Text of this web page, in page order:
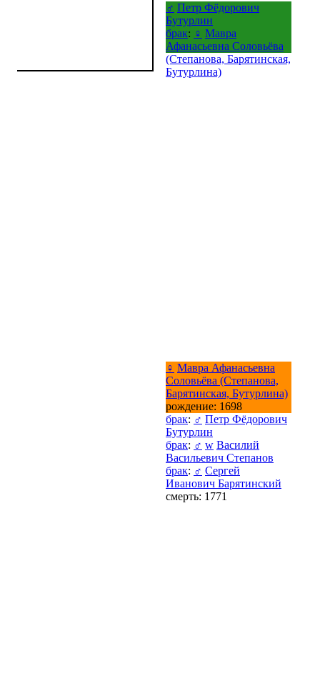
♂ Петр Фёдорович
Бутурлин
брак: ♀ Мавра
Афанасьевна Соловьёва
(Степанова, Барятинская,
Бутурлина)
♀ Мавра Афанасьевна
Соловьёва (Степанова,
Барятинская, Бутурлина)
рождение: 1698
брак: ♂ Петр Фёдорович
Бутурлин
брак: ♂ w Василий
Васильевич Степанов
брак: ♂ Сергей
Иванович Барятинский
смерть: 1771